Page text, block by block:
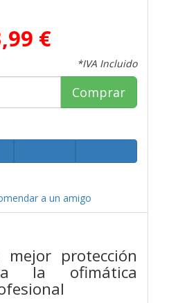
€
*IVA Incluido
Comprar
a un amigo
mejor protección
la ofimática